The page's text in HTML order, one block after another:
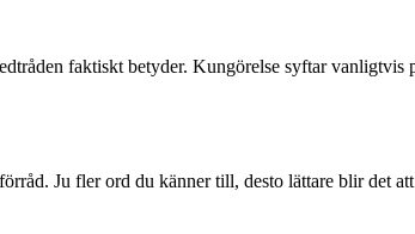
faktiskt betyder. Kungörelse syftar
Ju fler ord du känner till, desto lättare blir det